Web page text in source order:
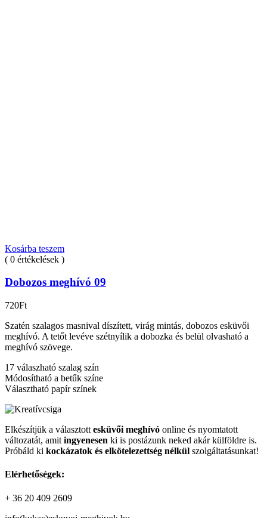
Kosárba teszem
( 0 értékelések )
Dobozos meghívó 09
720Ft
Szatén szalagos masnival díszített, virág mintás, dobozos esküvői
meghívó. A tetőt levéve szétnyílik a dobozka és belül olvasható a
meghívó szövege.
17 válaszható szalag szín
Módosítható a betűk színe
Választható papír színek
Elkészítjük a választott esküvői meghívó online és nyomtatott
változatát, amit ingyenesen ki is postázunk neked akár külföldre is.
Próbáld ki kockázatok és elkötelezettség nélkül szolgáltatásunkat!
Elérhetőségek:
+ 36 20 409 2609